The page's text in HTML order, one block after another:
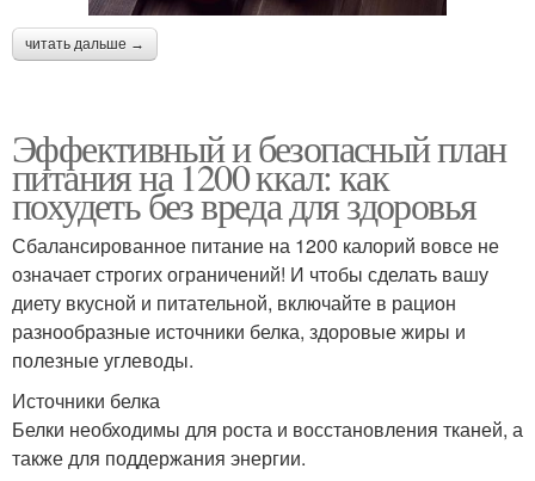
читать дальше →
Эффективный и безопасный план
питания на 1200 ккал: как
похудеть без вреда для здоровья
Сбалансированное питание на 1200 калорий вовсе не
означает строгих ограничений! И чтобы сделать вашу
диету вкусной и питательной, включайте в рацион
разнообразные источники белка, здоровые жиры и
полезные углеводы.
Источники белка
Белки необходимы для роста и восстановления тканей, а
также для поддержания энергии.